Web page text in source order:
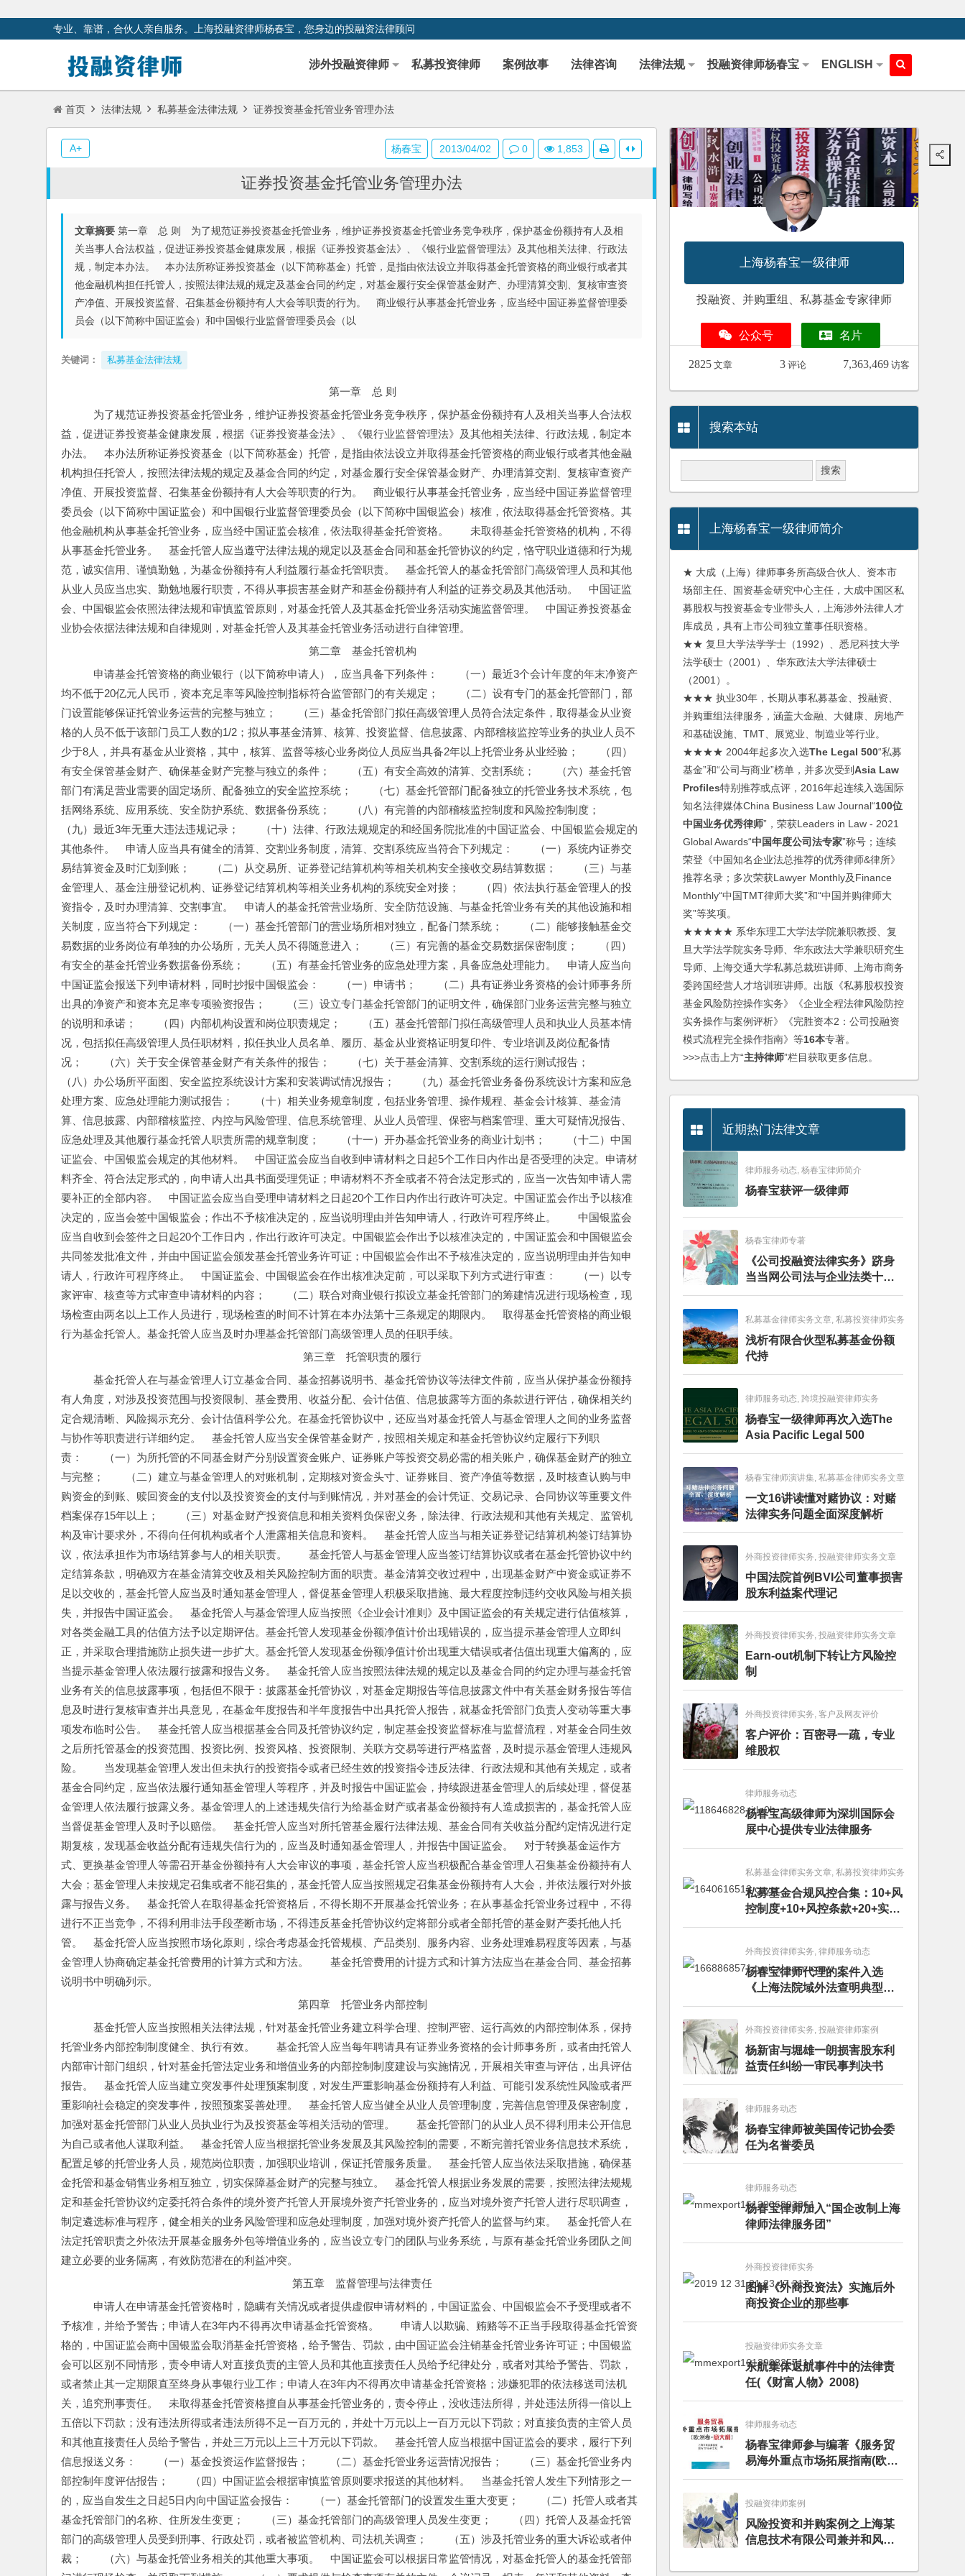
专业、靠谱，合伙人亲自服务。上海投融资律师杨春宝，您身边的投融资法律顾问
涉外投融资律师 私募投资律师 案例故事 法律咨询 法律法规 投融资律师杨春宝 ENGLISH
首页 法律法规 私募基金法律法规 证券投资基金托管业务管理办法
证券投资基金托管业务管理办法
文章摘要 第一章 总 则 为了规范证券投资基金托管业务，维护证券投资基金托管业务竞争秩序，保护基金份额持有人及相
关当事人合法权益，促进证券投资基金健康发展，根据《证券投资基金法》、《银行业监督管理法》及其他相关法律、行政法
规，制定本办法。 本办法所称证券投资基金（以下简称基金）托管，是指由依法设立并取得基金托管资格的商业银行或者其
他金融机构担任托管人，按照法律法规的规定及基金合同的约定，对基金履行安全保管基金财产、办理清算交割、复核审查资
产净值、开展投资监督、召集基金份额持有人大会等职责的行为。 商业银行从事基金托管业务，应当经中国证券监督管理委
员会（以下简称中国证监会）和中国银行业监督管理委员会（以
关键词： 私募基金法律法规
第一章　总 则
为了规范证券投资基金托管业务，维护证券投资基金托管业务竞争秩序，保护基金份额持有人及相关当事人合法权
益，促进证券投资基金健康发展，根据《证券投资基金法》、《银行业监督管理法》及其他相关法律、行政法规，制定本
办法。　本办法所称证券投资基金（以下简称基金）托管，是指由依法设立并取得基金托管资格的商业银行或者其他金融
机构担任托管人，按照法律法规的规定及基金合同的约定，对基金履行安全保管基金财产、办理清算交割、复核审查资产
净值、开展投资监督、召集基金份额持有人大会等职责的行为。　商业银行从事基金托管业务，应当经中国证券监督管理
委员会（以下简称中国证监会）和中国银行业监督管理委员会（以下简称中国银监会）核准，依法取得基金托管资格。其
他金融机构从事基金托管业务，应当经中国证监会核准，依法取得基金托管资格。　　未取得基金托管资格的机构，不得
从事基金托管业务。　基金托管人应当遵守法律法规的规定以及基金合同和基金托管协议的约定，恪守职业道德和行为规
范，诚实信用、谨慎勤勉，为基金份额持有人利益履行基金托管职责。　基金托管人的基金托管部门高级管理人员和其他
从业人员应当忠实、勤勉地履行职责，不得从事损害基金财产和基金份额持有人利益的证券交易及其他活动。　中国证监
会、中国银监会依照法律法规和审慎监管原则，对基金托管人及其基金托管业务活动实施监督管理。　中国证券投资基金
业协会依据法律法规和自律规则，对基金托管人及其基金托管业务活动进行自律管理。
第二章　基金托管机构
申请基金托管资格的商业银行（以下简称申请人），应当具备下列条件：　　（一）最近3个会计年度的年末净资产
均不低于20亿元人民币，资本充足率等风险控制指标符合监管部门的有关规定；　　（二）设有专门的基金托管部门，部
门设置能够保证托管业务运营的完整与独立；　　（三）基金托管部门拟任高级管理人员符合法定条件，取得基金从业资
格的人员不低于该部门员工人数的1/2；拟从事基金清算、核算、投资监督、信息披露、内部稽核监控等业务的执业人员不
少于8人，并具有基金从业资格，其中，核算、监督等核心业务岗位人员应当具备2年以上托管业务从业经验；　　（四）
有安全保管基金财产、确保基金财产完整与独立的条件；　　（五）有安全高效的清算、交割系统；　　（六）基金托管
部门有满足营业需要的固定场所、配备独立的安全监控系统；　　（七）基金托管部门配备独立的托管业务技术系统，包
括网络系统、应用系统、安全防护系统、数据备份系统；　　（八）有完善的内部稽核监控制度和风险控制制度；
（九）最近3年无重大违法违规记录；　　（十）法律、行政法规规定的和经国务院批准的中国证监会、中国银监会规定的
其他条件。　申请人应当具有健全的清算、交割业务制度，清算、交割系统应当符合下列规定：　　（一）系统内证券交
易结算资金及时汇划到账；　　（二）从交易所、证券登记结算机构等相关机构安全接收交易结算数据；　　（三）与基
金管理人、基金注册登记机构、证券登记结算机构等相关业务机构的系统安全对接；　　（四）依法执行基金管理人的投
资指令，及时办理清算、交割事宜。　申请人的基金托管营业场所、安全防范设施、与基金托管业务有关的其他设施和相
关制度，应当符合下列规定：　　（一）基金托管部门的营业场所相对独立，配备门禁系统；　　（二）能够接触基金交
易数据的业务岗位有单独的办公场所，无关人员不得随意进入；　　（三）有完善的基金交易数据保密制度；　　（四）
有安全的基金托管业务数据备份系统；　　（五）有基金托管业务的应急处理方案，具备应急处理能力。　申请人应当向
中国证监会报送下列申请材料，同时抄报中国银监会：　　（一）申请书；　　（二）具有证券业务资格的会计师事务所
出具的净资产和资本充足率专项验资报告；　　（三）设立专门基金托管部门的证明文件，确保部门业务运营完整与独立
的说明和承诺；　　（四）内部机构设置和岗位职责规定；　　（五）基金托管部门拟任高级管理人员和执业人员基本情
况，包括拟任高级管理人员任职材料，拟任执业人员名单、履历、基金从业资格证明复印件、专业培训及岗位配备情
况；　　（六）关于安全保管基金财产有关条件的报告；　　（七）关于基金清算、交割系统的运行测试报告；
（八）办公场所平面图、安全监控系统设计方案和安装调试情况报告；　　（九）基金托管业务备份系统设计方案和应急
处理方案、应急处理能力测试报告；　　（十）相关业务规章制度，包括业务管理、操作规程、基金会计核算、基金清
算、信息披露、内部稽核监控、内控与风险管理、信息系统管理、从业人员管理、保密与档案管理、重大可疑情况报告、
应急处理及其他履行基金托管人职责所需的规章制度；　　（十一）开办基金托管业务的商业计划书；　　（十二）中国
证监会、中国银监会规定的其他材料。　中国证监会应当自收到申请材料之日起5个工作日内作出是否受理的决定。申请材
料齐全、符合法定形式的，向申请人出具书面受理凭证；申请材料不齐全或者不符合法定形式的，应当一次告知申请人需
要补正的全部内容。　中国证监会应当自受理申请材料之日起20个工作日内作出行政许可决定。中国证监会作出予以核准
决定的，应当会签中国银监会；作出不予核准决定的，应当说明理由并告知申请人，行政许可程序终止。　　中国银监会
应当自收到会签件之日起20个工作日内，作出行政许可决定。中国银监会作出予以核准决定的，中国证监会和中国银监会
共同签发批准文件，并由中国证监会颁发基金托管业务许可证；中国银监会作出不予核准决定的，应当说明理由并告知申
请人，行政许可程序终止。　中国证监会、中国银监会在作出核准决定前，可以采取下列方式进行审查：　　（一）以专
家评审、核查等方式审查申请材料的内容；　　（二）联合对商业银行拟设立基金托管部门的筹建情况进行现场检查，现
场检查由两名以上工作人员进行，现场检查的时间不计算在本办法第十三条规定的期限内。　取得基金托管资格的商业银
行为基金托管人。基金托管人应当及时办理基金托管部门高级管理人员的任职手续。
第三章　托管职责的履行
基金托管人在与基金管理人订立基金合同、基金招募说明书、基金托管协议等法律文件前，应当从保护基金份额持
有人角度，对涉及投资范围与投资限制、基金费用、收益分配、会计估值、信息披露等方面的条款进行评估，确保相关约
定合规清晰、风险揭示充分、会计估值科学公允。在基金托管协议中，还应当对基金托管人与基金管理人之间的业务监督
与协作等职责进行详细约定。　基金托管人应当安全保管基金财产，按照相关规定和基金托管协议约定履行下列职
责：　　（一）为所托管的不同基金财产分别设置资金账户、证券账户等投资交易必需的相关账户，确保基金财产的独立
与完整；　　（二）建立与基金管理人的对账机制，定期核对资金头寸、证券账目、资产净值等数据，及时核查认购与申
购资金的到账、赎回资金的支付以及投资资金的支付与到账情况，并对基金的会计凭证、交易记录、合同协议等重要文件
档案保存15年以上；　　（三）对基金财产投资信息和相关资料负保密义务，除法律、行政法规和其他有关规定、监管机
构及审计要求外，不得向任何机构或者个人泄露相关信息和资料。　基金托管人应当与相关证券登记结算机构签订结算协
议，依法承担作为市场结算参与人的相关职责。　　基金托管人与基金管理人应当签订结算协议或者在基金托管协议中约
定结算条款，明确双方在基金清算交收及相关风险控制方面的职责。基金清算交收过程中，出现基金财产中资金或证券不
足以交收的，基金托管人应当及时通知基金管理人，督促基金管理人积极采取措施、最大程度控制违约交收风险与相关损
失，并报告中国证监会。　基金托管人与基金管理人应当按照《企业会计准则》及中国证监会的有关规定进行估值核算，
对各类金融工具的估值方法予以定期评估。基金托管人发现基金份额净值计价出现错误的，应当提示基金管理人立即纠
正，并采取合理措施防止损失进一步扩大。基金托管人发现基金份额净值计价出现重大错误或者估值出现重大偏离的，应
当提示基金管理人依法履行披露和报告义务。　基金托管人应当按照法律法规的规定以及基金合同的约定办理与基金托管
业务有关的信息披露事项，包括但不限于：披露基金托管协议，对基金定期报告等信息披露文件中有关基金财务报告等信
息及时进行复核审查并出具意见，在基金年度报告和半年度报告中出具托管人报告，就基金托管部门负责人变动等重大事
项发布临时公告。　基金托管人应当根据基金合同及托管协议约定，制定基金投资监督标准与监督流程，对基金合同生效
之后所托管基金的投资范围、投资比例、投资风格、投资限制、关联方交易等进行严格监督，及时提示基金管理人违规风
险。　　当发现基金管理人发出但未执行的投资指令或者已经生效的投资指令违反法律、行政法规和其他有关规定，或者
基金合同约定，应当依法履行通知基金管理人等程序，并及时报告中国证监会，持续跟进基金管理人的后续处理，督促基
金管理人依法履行披露义务。基金管理人的上述违规失信行为给基金财产或者基金份额持有人造成损害的，基金托管人应
当督促基金管理人及时予以赔偿。　基金托管人应当对所托管基金履行法律法规、基金合同有关收益分配约定情况进行定
期复核，发现基金收益分配有违规失信行为的，应当及时通知基金管理人，并报告中国证监会。　对于转换基金运作方
式、更换基金管理人等需召开基金份额持有人大会审议的事项，基金托管人应当积极配合基金管理人召集基金份额持有人
大会；基金管理人未按规定召集或者不能召集的，基金托管人应当按照规定召集基金份额持有人大会，并依法履行对外披
露与报告义务。　基金托管人在取得基金托管资格后，不得长期不开展基金托管业务；在从事基金托管业务过程中，不得
进行不正当竞争，不得利用非法手段垄断市场，不得违反基金托管协议约定将部分或者全部托管的基金财产委托他人托
管。　基金托管人应当按照市场化原则，综合考虑基金托管规模、产品类别、服务内容、业务处理难易程度等因素，与基
金管理人协商确定基金托管费用的计算方式和方法。　　基金托管费用的计提方式和计算方法应当在基金合同、基金招募
说明书中明确列示。
第四章　托管业务内部控制
基金托管人应当按照相关法律法规，针对基金托管业务建立科学合理、控制严密、运行高效的内部控制体系，保持
托管业务内部控制制度健全、执行有效。　　基金托管人应当每年聘请具有证券业务资格的会计师事务所，或者由托管人
内部审计部门组织，针对基金托管法定业务和增值业务的内部控制制度建设与实施情况，开展相关审查与评估，出具评估
报告。　基金托管人应当建立突发事件处理预案制度，对发生严重影响基金份额持有人利益、可能引发系统性风险或者严
重影响社会稳定的突发事件，按照预案妥善处理。　基金托管人应当健全从业人员管理制度，完善信息管理及保密制度，
加强对基金托管部门从业人员执业行为及投资基金等相关活动的管理。　　基金托管部门的从业人员不得利用未公开信息
为自己或者他人谋取利益。　基金托管人应当根据托管业务发展及其风险控制的需要，不断完善托管业务信息技术系统，
配置足够的托管业务人员，规范岗位职责，加强职业培训，保证托管服务质量。　基金托管人应当依法采取措施，确保基
金托管和基金销售业务相互独立，切实保障基金财产的完整与独立。　基金托管人根据业务发展的需要，按照法律法规规
定和基金托管协议约定委托符合条件的境外资产托管人开展境外资产托管业务的，应当对境外资产托管人进行尽职调查，
制定遴选标准与程序，健全相关的业务风险管理和应急处理制度，加强对境外资产托管人的监督与约束。　基金托管人在
法定托管职责之外依法开展基金服务外包等增值业务的，应当设立专门的团队与业务系统，与原有基金托管业务团队之间
建立必要的业务隔离，有效防范潜在的利益冲突。
第五章　监督管理与法律责任
申请人在申请基金托管资格时，隐瞒有关情况或者提供虚假申请材料的，中国证监会、中国银监会不予受理或者不
予核准，并给予警告；申请人在3年内不得再次申请基金托管资格。　　申请人以欺骗、贿赂等不正当手段取得基金托管资
格的，中国证监会商中国银监会取消基金托管资格，给予警告、罚款，由中国证监会注销基金托管业务许可证；中国银监
会可以区别不同情形，责令申请人对直接负责的主管人员和其他直接责任人员给予纪律处分，或者对其给予警告、罚款，
或者禁止其一定期限直至终身从事银行业工作；申请人在3年内不得再次申请基金托管资格；涉嫌犯罪的依法移送司法机
关，追究刑事责任。　未取得基金托管资格擅自从事基金托管业务的，责令停止，没收违法所得，并处违法所得一倍以上
五倍以下罚款；没有违法所得或者违法所得不足一百万元的，并处十万元以上一百万元以下罚款；对直接负责的主管人员
和其他直接责任人员给予警告，并处三万元以上三十万元以下罚款。　基金托管人应当根据中国证监会的要求，履行下列
信息报送义务：　　（一）基金投资运作监督报告；　　（二）基金托管业务运营情况报告；　　（三）基金托管业务内
部控制年度评估报告；　　（四）中国证监会根据审慎监管原则要求报送的其他材料。　当基金托管人发生下列情形之一
的，应当自发生之日起5日内向中国证监会报告：　　（一）基金托管部门的设置发生重大变更；　　（二）托管人或者其
基金托管部门的名称、住所发生变更；　　（三）基金托管部门的高级管理人员发生变更；　　（四）托管人及基金托管
部门的高级管理人员受到刑事、行政处罚，或者被监管机构、司法机关调查；　　（五）涉及托管业务的重大诉讼或者仲
裁；　　（六）与基金托管业务相关的其他重大事项。　中国证监会可以根据日常监管情况，对基金托管人的基金托管部
杨春宝 2013/04/02 0 1,853
A+
上海杨春宝一级律师
投融资、并购重组、私募基金专家律师
公众号 名片
2825 文章 3 评论 7,363,469 访客
搜索本站
上海杨春宝一级律师简介
★ 大成（上海）律师事务所高级合伙人、资本市
场部主任、国资基金研究中心主任，大成中国区私
募股权与投资基金专业带头人，上海涉外法律人才
库成员，具有上市公司独立董事任职资格。
★★ 复旦大学法学学士（1992）、悉尼科技大学
法学硕士（2001）、华东政法大学法律硕士
（2001）。
★★★ 执业30年，长期从事私募基金、投融资、
并购重组法律服务，涵盖大金融、大健康、房地产
和基础设施、TMT、展览业、制造业等行业。
★★★★ 2004年起多次入选The Legal 500“私募
基金”和“公司与商业”榜单，并多次受到Asia Law
Profiles特别推荐或点评，2016年起连续入选国际
知名法律媒体China Business Law Journal“100位
中国业务优秀律师”，荣获Leaders in Law - 2021
Global Awards“中国年度公司法专家”称号；连续
荣登《中国知名企业法总推荐的优秀律师&律所》
推荐名录；多次荣获Lawyer Monthly及Finance
Monthly“中国TMT律师大奖”和“中国并购律师大
奖”等奖项。
★★★★★ 系华东理工大学法学院兼职教授、复
旦大学法学院实务导师、华东政法大学兼职研究生
导师、上海交通大学私募总裁班讲师、上海市商务
委跨国经营人才培训班讲师。出版《私募股权投资
基金风险防控操作实务》《企业全程法律风险防控
实务操作与案例评析》《完胜资本2：公司投融资
模式流程完全操作指南》等16本专著。
>>>点击上方“主持律师”栏目获取更多信息。
近期热门法律文章
律师服务动态, 杨春宝律师简介
杨春宝获评一级律师
杨春宝律师专著
《公司投融资法律实务》跻身
当当网公司法与企业法类十大
畅销图书榜
私募基金律师实务文章, 私募投资律师实务
浅析有限合伙型私募基金份额
代持
律师服务动态, 跨境投融资律师实务
杨春宝一级律师再次入选The
Asia Pacific Legal 500
杨春宝律师演讲集, 私募基金律师实务文章
一文16讲读懂对赌协议：对赌
法律实务问题全面深度解析
外商投资律师实务, 投融资律师实务文章
中国法院首例BVI公司董事损害
股东利益案代理记
外商投资律师实务, 投融资律师实务文章
Earn-out机制下转让方风险控
制
外商投资律师实务, 客户及网友评价
客户评价：百密寻一疏，专业
维股权
律师服务动态
杨春宝高级律师为深圳国际会
展中心提供专业法律服务
私募基金律师实务文章, 私募投资律师实务
私募基金合规风控合集：10+风
控制度+10+风控条款+20+实务
文章+每月动态
外商投资律师实务, 律师服务动态
杨春宝律师代理的案件入选
《上海法院域外法查明典型案
例》
外商投资律师实务, 投融资律师案例
杨新宙与堀雄一朗损害股东利
益责任纠纷一审民事判决书
律师服务动态
杨春宝律师被美国传记协会委
任为名誉委员
律师服务动态
杨春宝律师加入“国企改制上海
律师法律服务团”
外商投资律师实务
图解《外商投资法》实施后外
商投资企业的那些事
投融资律师实务文章
东航集体返航事件中的法律责
任(《财富人物》2008)
律师服务动态
杨春宝律师参与编著《服务贸
易海外重点市场拓展指南(欧洲
卷·意大利)》
投融资律师案例
风险投资和并购案例之上海某
信息技术有限公司兼并和风险